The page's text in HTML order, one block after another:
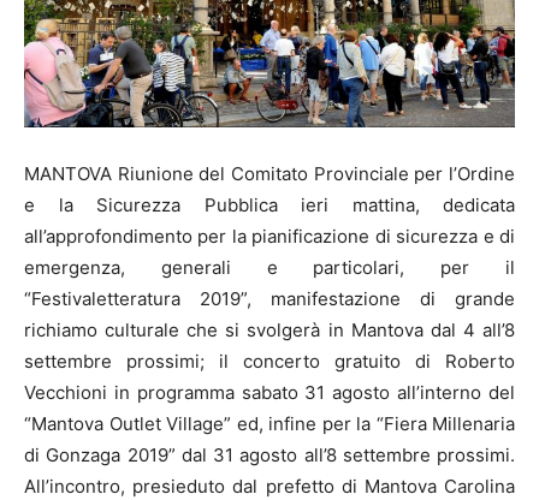
MANTOVA Riunione del Comitato Provinciale per l’Ordine
e la Sicurezza Pubblica ieri mattina, dedicata
all’approfondimento per la pianificazione di sicurezza e di
emergenza, generali e particolari, per il
“Festivaletteratura 2019”, manifestazione di grande
richiamo culturale che si svolgerà in Mantova dal 4 all’8
settembre prossimi; il concerto gratuito di Roberto
Vecchioni in programma sabato 31 agosto all’interno del
“Mantova Outlet Village” ed, infine per la “Fiera Millenaria
di Gonzaga 2019” dal 31 agosto all’8 settembre prossimi.
All’incontro, presieduto dal prefetto di Mantova Carolina